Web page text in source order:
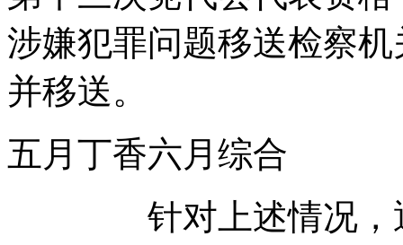
涉嫌犯罪问题移送检察
并移送。
五月丁香六月综合
针对上述情况，通